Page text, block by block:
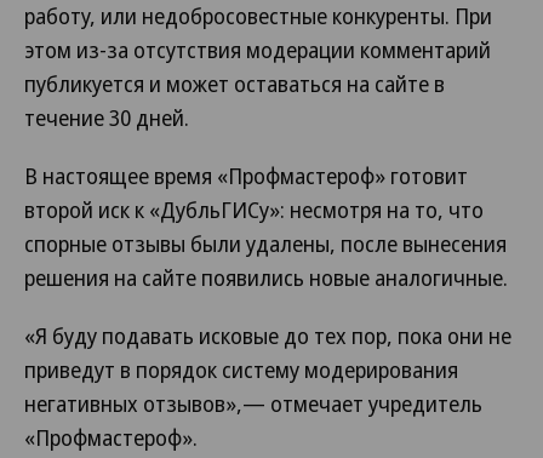
работу, или недобросовестные конкуренты. При
этом из-за отсутствия модерации комментарий
публикуется и может оставаться на сайте в
течение 30 дней.
В настоящее время «Профмастероф» готовит
второй иск к «ДубльГИСу»: несмотря на то, что
спорные отзывы были удалены, после вынесения
решения на сайте появились новые аналогичные.
«Я буду подавать исковые до тех пор, пока они не
приведут в порядок систему модерирования
негативных отзывов»,— отмечает учредитель
«Профмастероф».